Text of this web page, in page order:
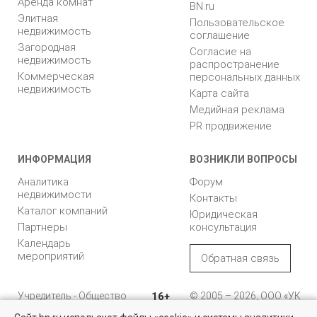
Элитная
недвижимость
Загородная
недвижимость
Коммерческая
недвижимость
BN.ru
Пользовательское
соглашение
Согласие на
распространение
персональных данных
Карта сайта
Медийная реклама
PR продвижение
ИНФОРМАЦИЯ
Аналитика
недвижимости
Каталог компаний
Партнеры
Календарь
мероприятий
ВОЗНИКЛИ ВОПРОСЫ
Форум
Контакты
Юридическая
консультация
Обратная связь
Учредитель - Общество
16+
© 2005 – 2026, ООО «УК